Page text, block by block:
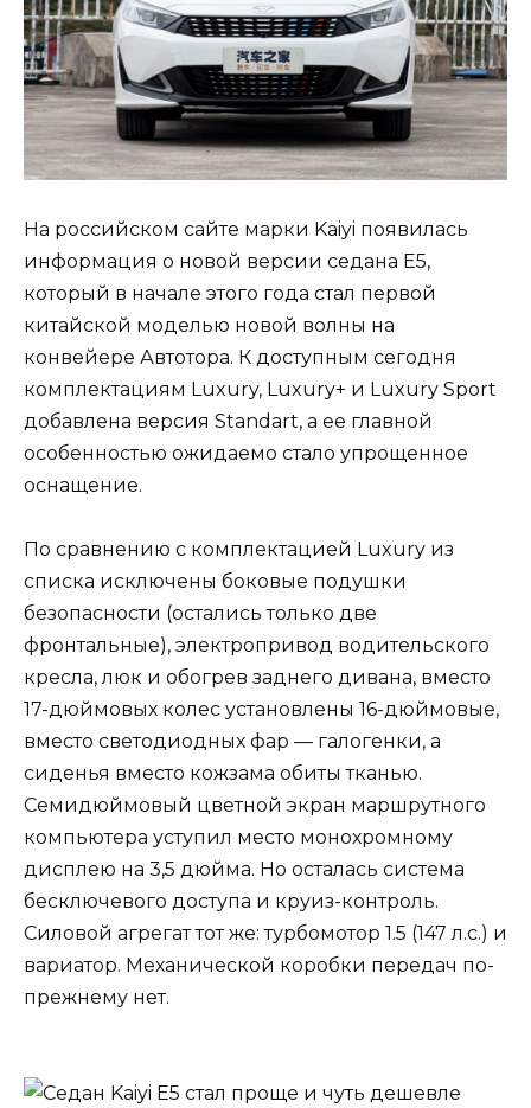
На российском сайте марки Kaiyi появилась
информация о новой версии седана Е5,
который в начале этого года стал первой
китайской моделью новой волны на
конвейере Автотора. К доступным сегодня
комплектациям Luxury, Luxury+ и Luxury Sport
добавлена версия Standart, а ее главной
особенностью ожидаемо стало упрощенное
оснащение.
По сравнению с комплектацией Luxury из
списка исключены боковые подушки
безопасности (остались только две
фронтальные), электропривод водительского
кресла, люк и обогрев заднего дивана, вместо
17-дюймовых колес установлены 16-дюймовые,
вместо светодиодных фар — галогенки, а
сиденья вместо кожзама обиты тканью.
Семидюймовый цветной экран маршрутного
компьютера уступил место монохромному
дисплею на 3,5 дюйма. Но осталась система
бесключевого доступа и круиз-контроль.
Силовой агрегат тот же: турбомотор 1.5 (147 л.с.) и
вариатор. Механической коробки передач по-
прежнему нет.